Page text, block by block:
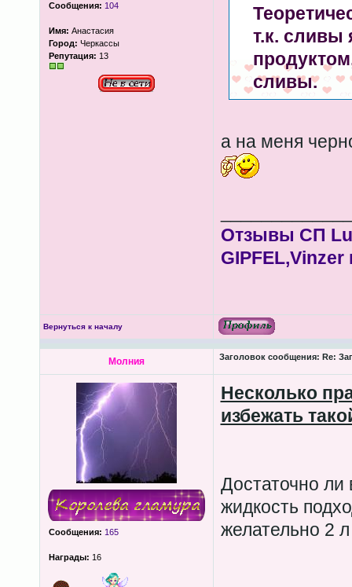
Сообщения: 104
Имя: Анастасия
Город: Черкассы
Репутация: 13
т.к.
сливы.
а на меня
Отзывы СП
GIPFEL,Vinzer
Вернуться к началу
Молния Заголовок сообщения: Re:
Сообщения: 165
Награды: 16
Несколько
избежать
Достаточно ли
жидкость
желательно 2